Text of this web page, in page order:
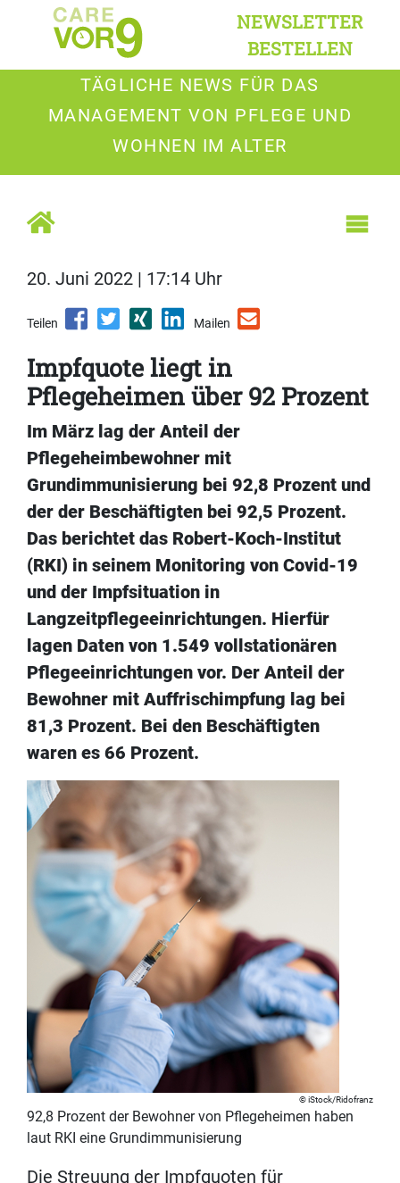
NEWSLETTER
BESTELLEN
TÄGLICHE NEWS FÜR DAS
MANAGEMENT VON PFLEGE UND
WOHNEN IM ALTER
20. Juni 2022 | 17:14 Uhr
Teilen Mailen
Impfquote liegt in
Pflegeheimen über 92 Prozent
Im März lag der Anteil der
Pflegeheimbewohner mit
Grundimmunisierung bei 92,8 Prozent und
der der Beschäftigten bei 92,5 Prozent.
Das berichtet das Robert-Koch-Institut
(RKI) in seinem Monitoring von Covid-19
und der Impfsituation in
Langzeitpflegeeinrichtungen. Hierfür
lagen Daten von 1.549 vollstationären
Pflegeeinrichtungen vor. Der Anteil der
Bewohner mit Auffrischimpfung lag bei
81,3 Prozent. Bei den Beschäftigten
waren es 66 Prozent.
iStock/Ridofranz
92,8 Prozent der Bewohner von Pflegeheimen haben
laut RKI eine Grundimmunisierung
Die Streuung der Impfquoten für